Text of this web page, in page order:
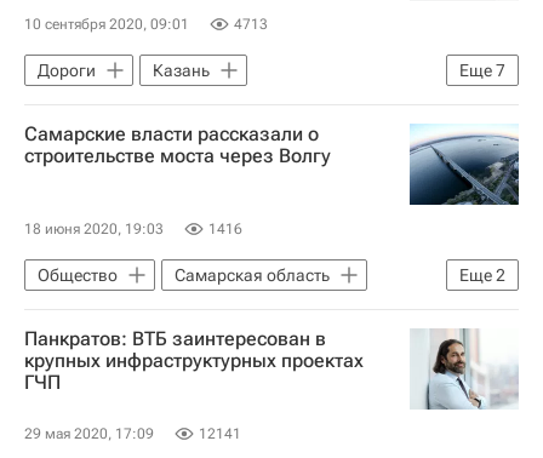
10 сентября 2020, 09:01 4713
Еще7
Дороги
Казань
Республика Татарстан (Татарстан)
Владимирская область
Москва
Трансстроймеханизация
Самарские власти рассказали о
строительстве моста через Волгу
18 июня 2020, 19:03 1416
Еще2
Общество
Самарская область
Николай Азаров (политик)
Россия
Панкратов: ВТБ заинтересован в
крупных инфраструктурных проектах
ГЧП
29 мая 2020, 17:09 12141